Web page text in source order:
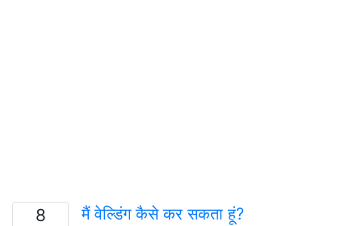
8 मैं वेल्डिंग कैसे कर सकता हूं?